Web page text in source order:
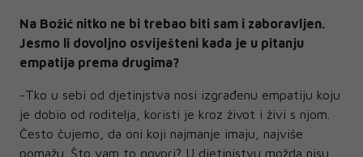
Na Božić nitko ne bi trebao biti sam i zaboravljen.
Jesmo li dovoljno osviješteni kada je u pitanju
empatija prema drugima?
-Tko u sebi od djetinjstva nosi izgrađenu empatiju koju
je dobio od roditelja, koristi je kroz život i živi s njom.
Često čujemo, da oni koji najmanje imaju, najviše
pomažu. Što vam to govori? U djetinjstvu možda nisu